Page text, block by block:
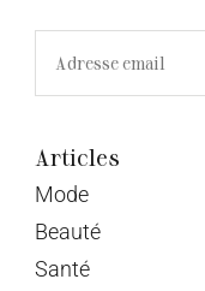
Articles
Mode
Beauté
Santé